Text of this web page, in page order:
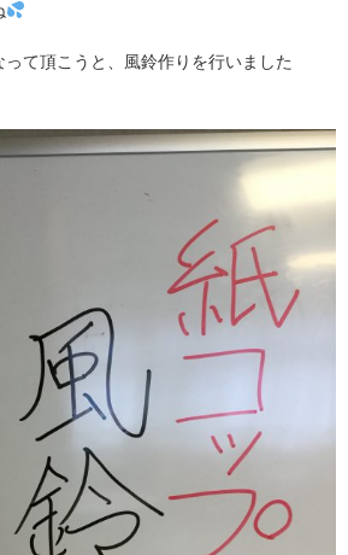
て頂こうと、風鈴作りを行いました